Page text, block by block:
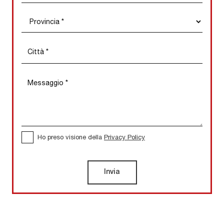
Ho preso visione della Privacy Policy
Invia